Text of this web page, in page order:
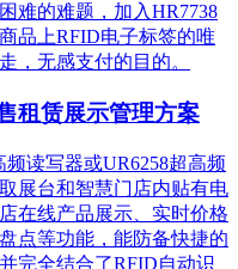
难的难题，加入HR7738
品上RFID电子标签的唯
，无感支付的目的。
租赁展示管理方案
读写器或UR6258超高频
展台和智慧门店内贴有电
在线产品展示、实时价格
点等功能，能防备快捷的
完全结合了RFID自动识